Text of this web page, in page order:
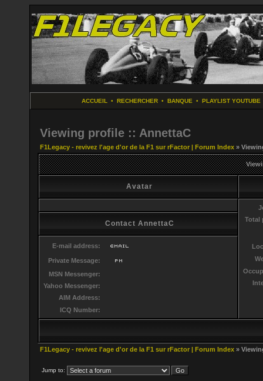
ACCUEIL • RECHERCHER• BANQUE • PLAYLIST YOUTUBE
Viewing profile :: AnnettaC
F1Legacy - revivez l'age d'or de la F1 sur rFactor | Forum Index »
Avatar
Total
Contact AnnettaC
E-mail address:
Private Message:
MSN Messenger:
Yahoo Messenger:
AIM Address:
ICQ Number:
F1Legacy - revivez l'age d'or de la F1 sur rFactor | Forum Index »
Jump to: